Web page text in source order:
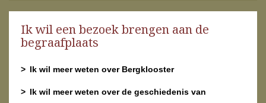
Ik wil een bezoek brengen aan de
begraafplaats
Ik wil meer weten over Bergklooster
Ik wil meer weten over de geschiedenis van